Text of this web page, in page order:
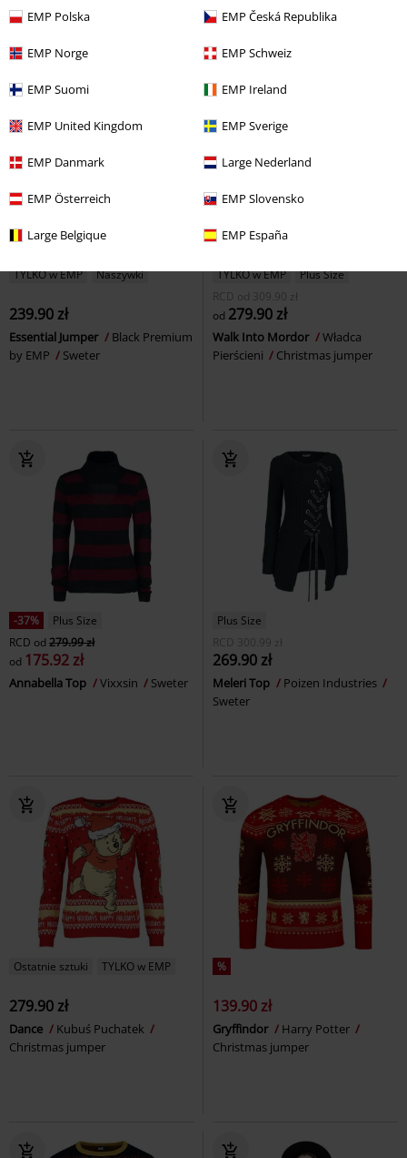
EMP Polska EMP Česká Republika
EMP Norge EMP Schweiz
EMP Suomi EMP Ireland
EMP United Kingdom EMP Sverige
EMP Danmark Large Nederland
EMP Österreich EMP Slovensko
Large Belgique EMP España
Sweter
TYLKO w EMP Naszywki
239.90 zł
Essential Jumper
Black Premium
by EMP
Sweter
TYLKO w EMP
Plus Size
RCD
od 309.90 zł
od 279.90 zł
Walk Into Mordor
Władca
Pierścieni
Christmas jumper
-37%
Plus Size
RCD od 279.99 zł
od 175.92 zł
Annabella Top Vixxsin Sweter
Plus Size
RCD 300.99 zł
269.90 zł
Meleri Top
Poizen Industries
Sweter
Ostatnie sztuki TYLKO w EMP
279.90 zł
Dance
Kubuś Puchatek
Christmas jumper
%
139.90 zł
Gryffindor
Harry Potter
Christmas jumper